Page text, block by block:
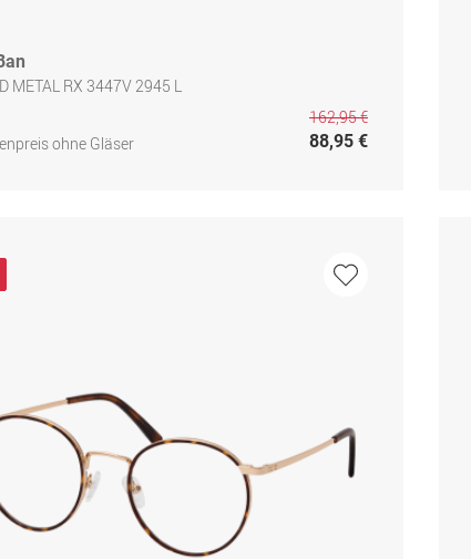
METAL RX 3447V 2945 L
ohne Gläser
162,95 €
88,95 €